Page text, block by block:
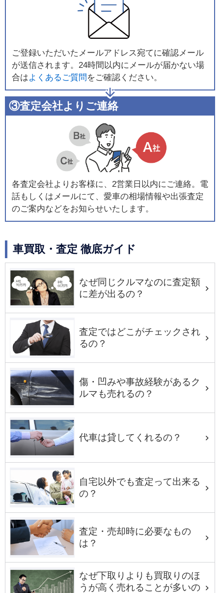
ご登録いただいたメールアドレス宛てに確認メール
が送信されます。24時間以内にメールが届かない場
合はよくあるご質問 をご確認ください。
③査定会社よりご連絡
各査定会社よりお客様に、2営業日以内にご連絡。電
話もしくはメールにて、愛車の相場情報や出張査定
のご案内などをお知らせいたします。
車買取・査定 徹底ガイド
なぜ同じクルマなのに査定額
に差が出るの？
査定ではどこがチェックされ
るの？
傷・凹みや事故経験があるク
ルマも売れるの？
代車は貸してくれるの？
自宅以外でも査定って出来る
の？
査定・売却時に必要なもの
は？
なぜ下取りよりも買取りのほ
うが高く売れることが多いの